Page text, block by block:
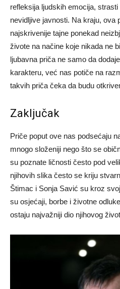
refleksija ljudskih emocija,
nevidljive javnosti. Na kraju, ova
najskrivenije tajne ponekad
živote na načine koje nikada ne
ljubavna priča ne samo da
karakteru, već nas potiče na
takvih priča čeka da budu
Zaključak
Priče poput ove nas podsećaju
mnogo složeniji nego što se
su poznate ličnosti često pod
njihovih slika često se kriju
Štimac i Sonja Savić su kroz
su osjećaji, borbe i životne
ostaju najvažniji dio njihovog